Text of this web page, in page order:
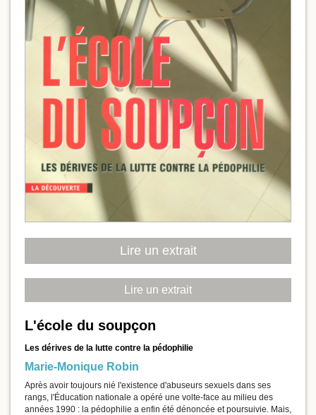
Lire un extrait
Lire un extrait
L'école du soupçon
Les dérives de la lutte contre la pédophilie
Marie-Monique Robin
Après avoir toujours nié l'existence d'abuseurs sexuels dans ses
rangs, l'Éducation nationale a opéré une volte-face au milieu des
années 1990 : la pédophilie a enfin été dénoncée et poursuivie. Mais,